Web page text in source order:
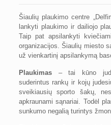
Šiaulių plaukimo centre
lankyti plaukimo ir dailiojo
Taip pat apsilankyti
organizacijos. Šiaulių miesto
už vienkartinį apsilankymą
Plaukimas– tai kūno
suderintus rankų ir kojų
sveikiausių sporto šakų,
apkraunami sąnariai. Todėl
sunkumo negalią turintys